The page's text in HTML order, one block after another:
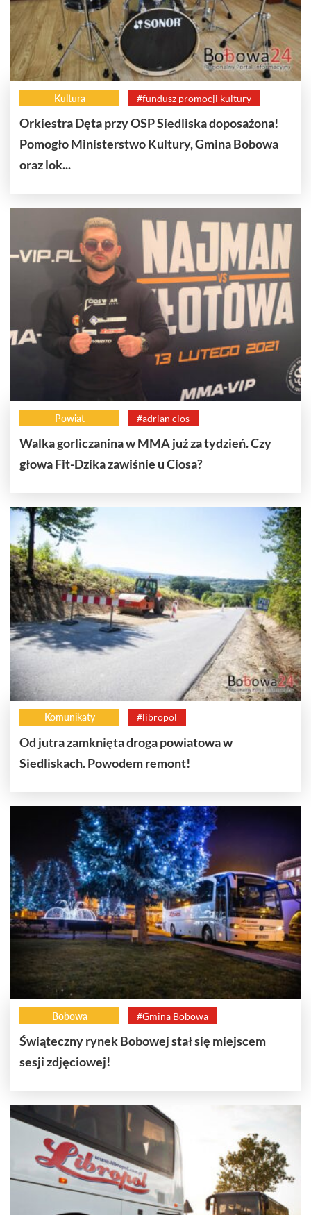
Kultura #fundusz promocji kultury
Orkiestra Dęta przy OSP Siedliska doposażona!
Pomogło Ministerstwo Kultury, Gmina Bobowa
oraz lok...
Powiat #adrian cios
Walka gorliczanina w MMA już za tydzień. Czy
głowa Fit-Dzika zawiśnie u Ciosa?
Komunikaty #libropol
Od jutra zamknięta droga powiatowa w
Siedliskach. Powodem remont!
Bobowa #Gmina Bobowa
Świąteczny rynek Bobowej stał się miejscem
sesji zdjęciowej!